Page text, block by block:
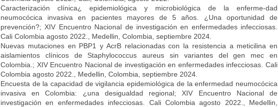
Caracterización clínica¿ epidemiológica y microbiológica de la enferme-dad
neumocócica invasiva en pacientes mayores de 5 años. ¿Una oportunidad de
prevención?; XIV Encuentro Nacional de investigación en enfermedades infecciosas.
Cali Colombia agosto 2022., Medellin, Colombia, septiembre 2024.
Nuevas mutaciones en PBP1 y AcrB relacionadas con la resistencia a meticilina en
aislamientos clínicos de Staphylococcus aureus sin variantes del gen mec en
Colombia.; XIV Encuentro Nacional de investigación en enfermedades infecciosas. Cali
Colombia agosto 2022., Medellin, Colombia, septiembre 2024.
Encuesta de la capacidad de vigilancia epidemiológica de la enfermedad neumocócica
invasiva en Colombia: ¿una desigualdad regional; XIV Encuentro Nacional de
investigación en enfermedades infecciosas. Cali Colombia agosto 2022., Medellin,